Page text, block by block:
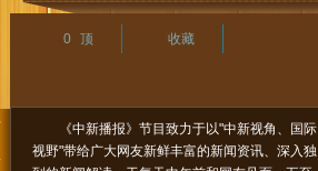
《中新播报》节目致力于以"中新视角、国际
视野"带给广大网友新鲜丰富的新闻资讯、深入独
0 顶 收藏